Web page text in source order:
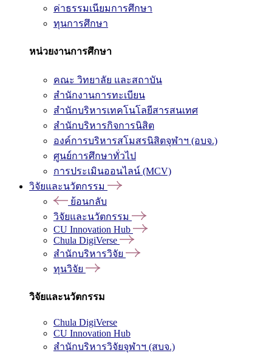
ค่าธรรมเนียมการศึกษา
ทุนการศึกษา
หน่วยงานการศึกษา
คณะ วิทยาลัย และสถาบัน
สำนักงานการทะเบียน
สำนักบริหารเทคโนโลยีสารสนเทศ
สำนักบริหารกิจการนิสิต
องค์การบริหารสโมสรนิสิตจุฬาฯ (อบจ.)
ศูนย์การศึกษาทั่วไป
การประเมินออนไลน์ (MCV)
วิจัยและนวัตกรรม
ย้อนกลับ
วิจัยและนวัตกรรม
CU Innovation Hub
Chula DigiVerse
สำนักบริหารวิจัย
ทุนวิจัย
วิจัยและนวัตกรรม
Chula DigiVerse
CU Innovation Hub
สำนักบริหารวิจัยจุฬาฯ (สบจ.)